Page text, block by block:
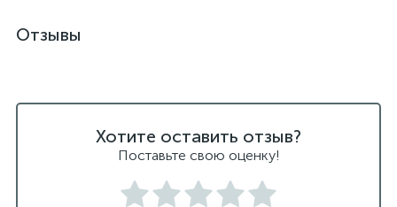
Отзывы
Хотите оставить отзыв?
Поставьте свою оценку!